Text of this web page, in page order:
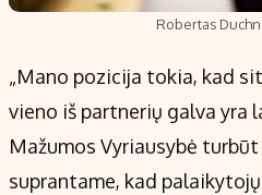
Robertas
„Mano pozicija tokia, kad
vieno iš partnerių galva yra
Mažumos Vyriausybė
suprantame, kad